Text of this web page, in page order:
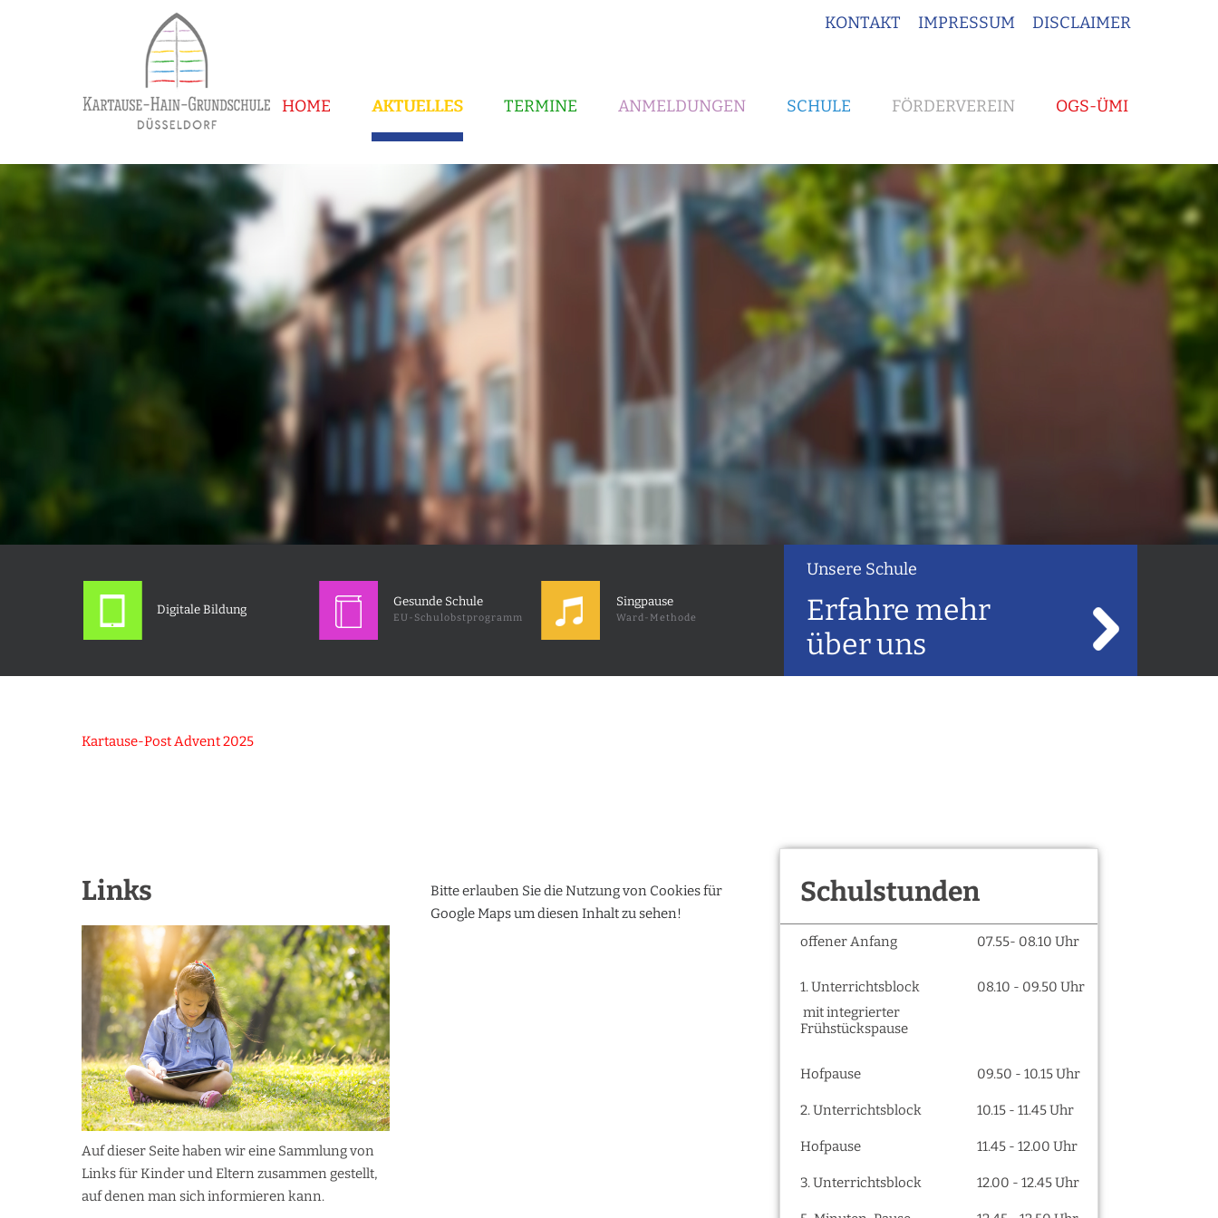
KONTAKT IMPRESSUM DISCLAIMER
HOME AKTUELLES TERMINE ANMELDUNGEN SCHULE FÖRDERVEREIN OGS-ÜMI
Digitale Bildung
Gesunde Schule
EU-Schulobstprogramm
Singpause
Ward-Methode
Unsere Schule
Erfahre mehr
über uns
Kartause-Post Advent 2025
Links
Auf dieser Seite haben wir eine Sammlung von
Links für Kinder und Eltern zusammen gestellt,
auf denen man sich informieren kann.
Bitte erlauben Sie die Nutzung von Cookies für
Google Maps um diesen Inhalt zu sehen!
Schulstunden
offener Anfang 07.55- 08.10 Uhr
1. Unterrichtsblock
mit integrierter
Frühstückspause
08.10 - 09.50 Uhr
Hofpause 09.50 - 10.15 Uhr
2. Unterrichtsblock 10.15 - 11.45 Uhr
Hofpause 11.45 - 12.00 Uhr
3. Unterrichtsblock 12.00 - 12.45 Uhr